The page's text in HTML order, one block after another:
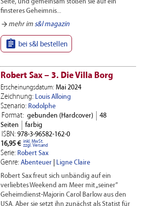
Seite, und gemeinsam stoßen sie auf ein
finsteres Geheimnis...
arrow_forward mehr im s&l magazin
 bei s&l bestellen
Robert Sax – 3. Die Villa Borg
Erscheinungsdatum: Mai 2024
Zeichnung: Louis Alloing
Szenario: Rodolphe
Format: gebunden (Hardcover)
48
Seiten
farbig
ISBN: 978-3-96582-162-0
16,95 € inkl. MwSt.
zzgl. Versand
Serie: Robert Sax
Genre: Abenteuer| Ligne Claire
Robert Sax freut sich unbändig auf ein
verliebtes Weekend am Meer mit „seiner”
Geheimdienst-Majorin Carol Barlow aus den
USA. Aber sie setzt ihn zunächst als Statist für